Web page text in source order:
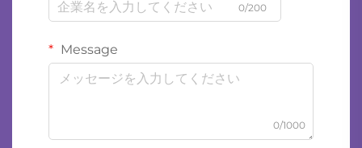
0/200
Message
0/1000